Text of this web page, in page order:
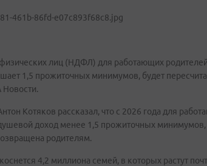
лиц (НДФЛ) для работающих
1,5 прожиточных минимумов, будет
Котяков рассказал, что с 2026 года для
доход менее 1,5 прожиточных минимумов,
родителям.
4,2 миллиона семей, в которых растут